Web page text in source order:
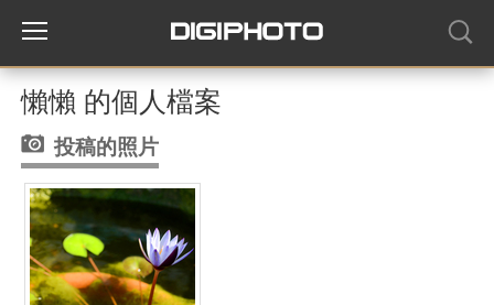
懶懶 的個人檔案
投稿的照片